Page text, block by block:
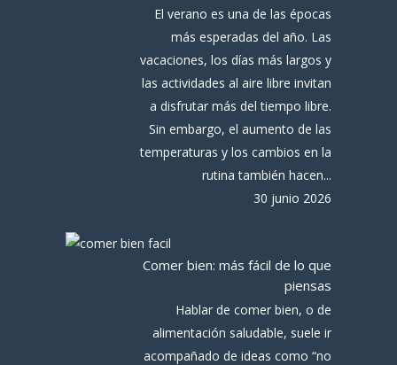
El verano es una de las épocas
más esperadas del año. Las
vacaciones, los días más largos y
las actividades al aire libre invitan
a disfrutar más del tiempo libre.
Sin embargo, el aumento de las
temperaturas y los cambios en la
rutina también hacen...
30 junio 2026
Comer bien: más fácil de lo que
piensas
Hablar de comer bien, o de
alimentación saludable, suele ir
acompañado de ideas como “no